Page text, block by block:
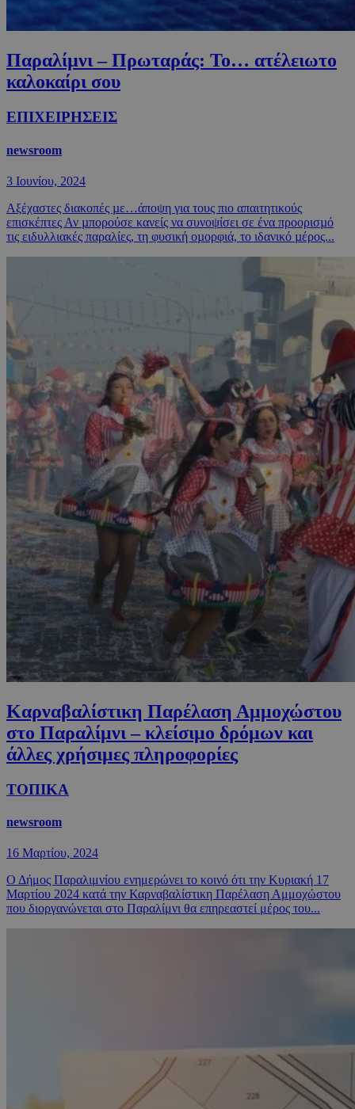
Παραλίµνι – Πρωταράς: To… ατέλειωτο
καλοκαίρι σου
ΕΠΙΧΕΙΡΗΣΕΙΣ
newsroom
3 Ιουνίου, 2024
Αξέχαστες διακοπές µε…άποψη για τους πιο απαιτητικούς
επισκέπτες Αν µπορούσε κανείς να συνοψίσει σε ένα προορισµό
τις ειδυλλιακές παραλίες, τη φυσική οµορφιά, το ιδανικό µέρος...
Καρναβαλίστικη Παρέλαση Αμμοχώστου
στο Παραλίμνι – κλείσιμο δρόμων και
άλλες χρήσιμες πληροφορίες
ΤΟΠΙΚΑ
newsroom
16 Μαρτίου, 2024
Ο Δήμος Παραλιμνίου ενημερώνει το κοινό ότι την Κυριακή 17
Μαρτίου 2024 κατά την Καρναβαλίστικη Παρέλαση Αμμοχώστου
που διοργανώνεται στο Παραλίμνι θα επηρεαστεί μέρος του...